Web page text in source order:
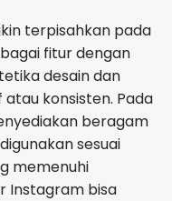
terpisahkan pada
fitur dengan
desain dan
konsisten. Pada
beragam
sesuai
memenuhi
Instagram bisa